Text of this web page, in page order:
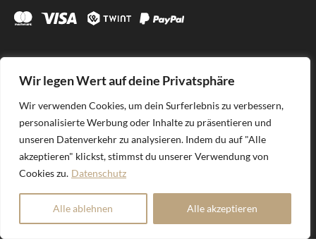
Wir legen Wert auf deine Privatsphäre
Wir verwenden Cookies, um dein Surferlebnis zu verbessern,
personalisierte Werbung oder Inhalte zu präsentieren und
unseren Datenverkehr zu analysieren. Indem du auf "Alle
akzeptieren" klickst, stimmst du unserer Verwendung von
Cookies zu. Datenschutz
Alle ablehnen Alle akzeptieren
Brunnenhöfli 9
6012 Obernau
welcome@sudlage.ch
SÜDLAGE GmbH | Deine online Weinboutique